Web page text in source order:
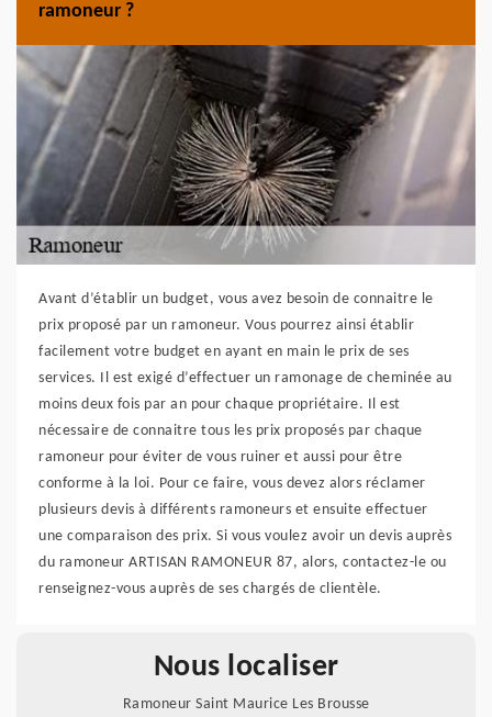
ramoneur ?
Avant d’établir un budget, vous avez besoin de connaitre le
prix proposé par un ramoneur. Vous pourrez ainsi établir
facilement votre budget en ayant en main le prix de ses
services. Il est exigé d’effectuer un ramonage de cheminée au
moins deux fois par an pour chaque propriétaire. Il est
nécessaire de connaitre tous les prix proposés par chaque
ramoneur pour éviter de vous ruiner et aussi pour être
conforme à la loi. Pour ce faire, vous devez alors réclamer
plusieurs devis à différents ramoneurs et ensuite effectuer
une comparaison des prix. Si vous voulez avoir un devis auprès
du ramoneur ARTISAN RAMONEUR 87, alors, contactez-le ou
renseignez-vous auprès de ses chargés de clientèle.
Nous localiser
Ramoneur Saint Maurice Les Brousse